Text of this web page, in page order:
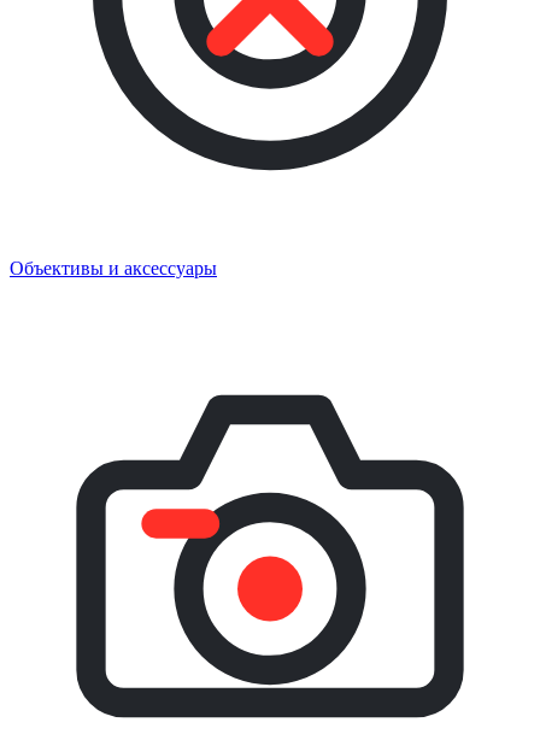
Объективы и аксессуары